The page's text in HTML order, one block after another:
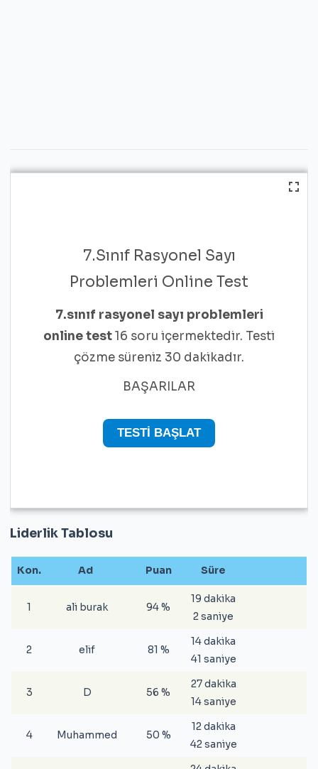
7.Sınıf Rasyonel Sayı
Problemleri Online Test
7.sınıf rasyonel sayı problemleri
online test16 soru içermektedir. Testi
çözme süreniz 30 dakikadır.
BAŞARILAR
Liderlik Tablosu
Kon. Ad Puan Süre
1 ali burak 94 %
19 dakika
2 saniye
2 elif 81 %
14 dakika
41 saniye
3 D 56 %
27 dakika
14 saniye
4 Muhammed 50 %
12 dakika
42 saniye